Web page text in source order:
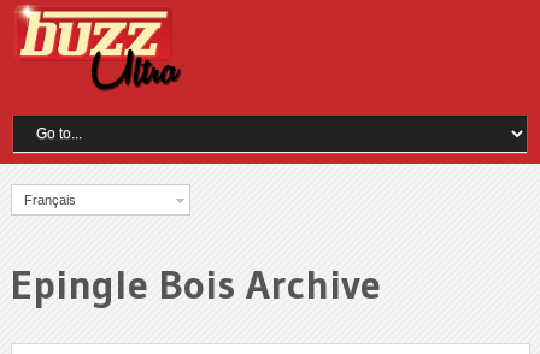
Français
Epingle Bois Archive